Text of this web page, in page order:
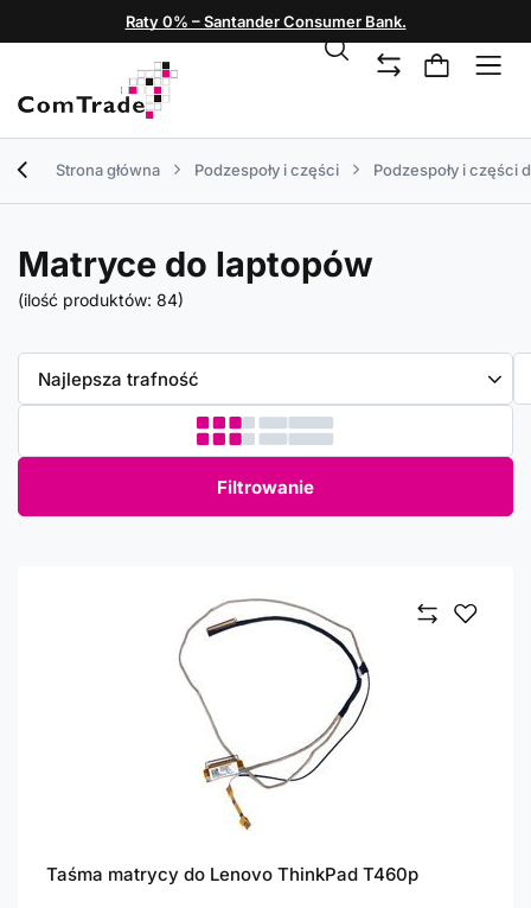
Raty 0% – Santander Consumer Bank.
Strona główna Podzespoły i części Podzespoły i części
Matryce do laptopów
(ilość produktów: 84)
Zmień sortowanie
Najlepsza trafność
Filtrowanie
Taśma matrycy do Lenovo ThinkPad T460p